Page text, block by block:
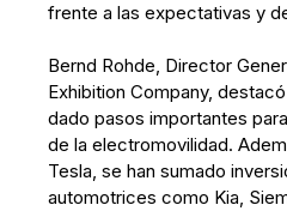
frente a las expectativas y
Bernd Rohde, Director
Exhibition Company,
dado pasos importantes
de la electromovilidad.
Tesla, se han sumado
automotrices como Kia,